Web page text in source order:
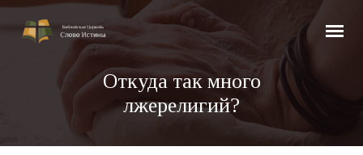
Откуда так много
лжерелигий?